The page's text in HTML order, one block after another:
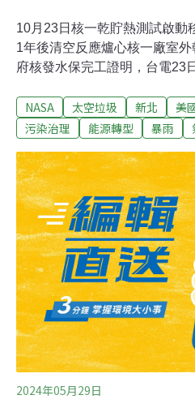
10月23日核一乾貯熱測試啟動
1年後清空反應爐心核一廠室
府核發水保完工證明，台電23
束燃料，蒐集相關數據及資料
會進行審查，台電估計通過審
降為1億環境部長彭啓明23日
但在積極減碳下，須繳納碳費
約1億多元；在精算投資節能與
善，就是碳定價核心精神。（
NASA 太空垃圾 新北 美
污染治理
能源轉型 暴雨
2024年05月29日